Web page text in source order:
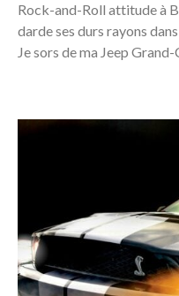
Rock-and-Roll attitude à
darde ses durs rayons
Je sors de ma Jeep